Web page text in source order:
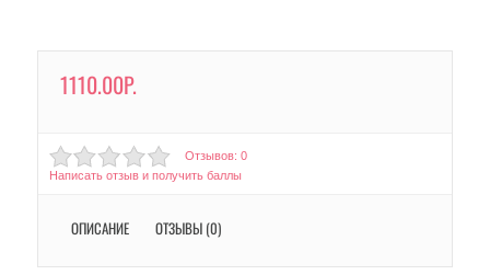
1110.00Р.
Отзывов: 0
Написать отзыв и получить баллы
ОПИСАНИЕ ОТЗЫВЫ (0)